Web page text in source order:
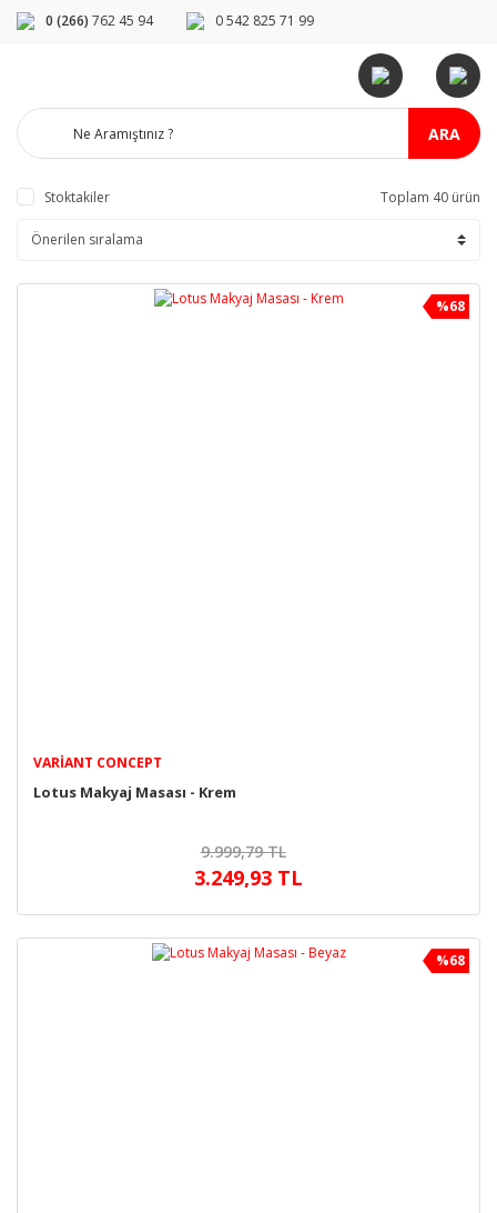
0 (266) 762 45 94 0 542 825 71 99
ARA
Stoktakiler Toplam 40 ürün
%68
VARIANT CONCEPT
Lotus Makyaj Masası - Krem
9.999,79 TL
3.249,93 TL
%68